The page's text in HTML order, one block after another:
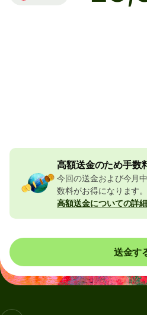
高額送金のため手数
今回の送金および今月
数料がお得になります。
高額送金についての詳
送金す